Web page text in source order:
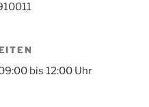
bis 12:00 Uhr